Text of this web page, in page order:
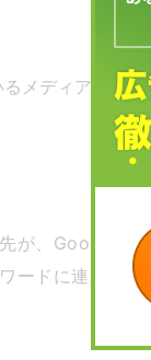
メディアやアプ
が、Googleで
ードに連動し